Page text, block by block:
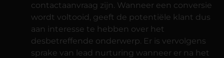
contactaanvraag zijn. Wanneer een conversie
wordt voltooid, geeft de potentiële klant dus
aan interesse te hebben over het
desbetreffende onderwerp. Er is vervolgens
sprake van lead nurturing wanneer er na het